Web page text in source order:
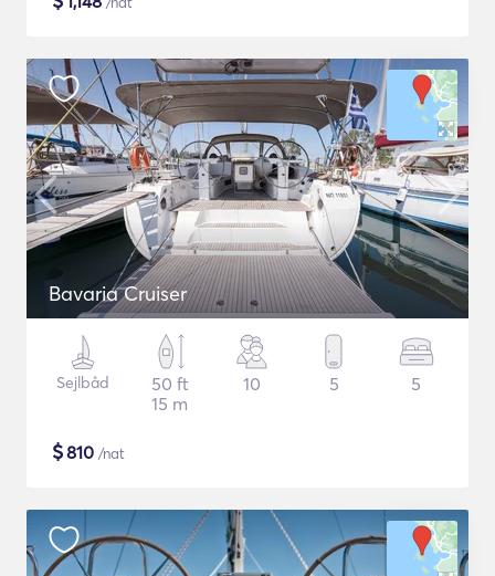
Bavaria Cruiser
Sejlbåd
50 ft
15 m
10 5 5
$810 /nat